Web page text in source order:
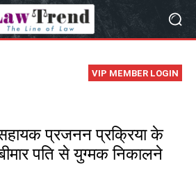
VIP MEMBER LOGIN
प्रजनन प्रक्रिया के
पति से युग्मक निकालने